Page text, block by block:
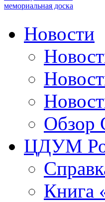
мемориальная доска
Новости
ЦДУМ
Книга